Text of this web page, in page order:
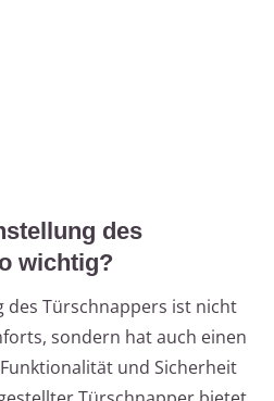
des
wichtig?
des Türschnappers ist nicht
sondern hat auch einen
und Sicherheit